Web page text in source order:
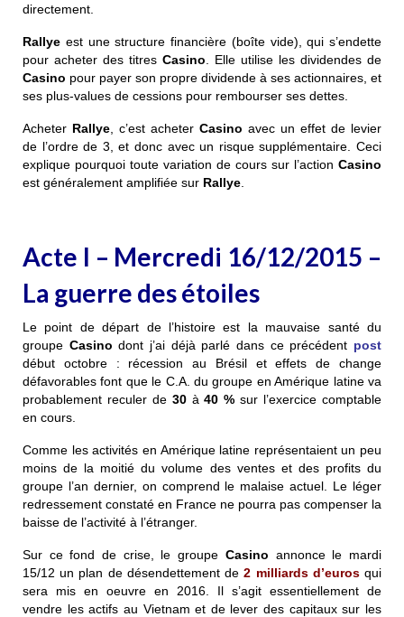
directement.
Rallye est une structure financière (boîte vide), qui s’endette
pour acheter des titres Casino . Elle utilise les dividendes de
Casino pour payer son propre dividende à ses actionnaires, et
ses plus-values de cessions pour rembourser ses dettes.
Acheter Rallye , c’est acheter Casino avec un effet de levier
de l’ordre de 3, et donc avec un risque supplémentaire. Ceci
explique pourquoi toute variation de cours sur l’action Casino
est généralement amplifiée sur Rallye
Acte I – Mercredi 16/12/2015 –
La guerre des étoiles
Le point de départ de l’histoire est la mauvaise santé du
groupe Casino dont j’ai déjà parlé dans ce précédent post
début octobre : récession au Brésil et effets de change
défavorables font que le C.A. du groupe en Amérique latine va
probablement reculer de 30à40 % sur l’exercice comptable
en cours.
Comme les activités en Amérique latine représentaient un peu
moins de la moitié du volume des ventes et des profits du
groupe l’an dernier, on comprend le malaise actuel. Le léger
redressement constaté en France ne pourra pas compenser la
baisse de l’activité à l’étranger.
Sur ce fond de crise, le groupe Casino annonce le mardi
15/12 un plan de désendettement de2 milliards d’eurosqui
sera mis en oeuvre en 2016. Il s’agit essentiellement de
vendre les actifs au Vietnam et de lever des capitaux sur les